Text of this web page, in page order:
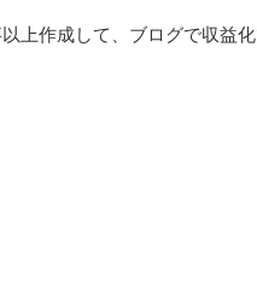
上作成して、ブログで収益